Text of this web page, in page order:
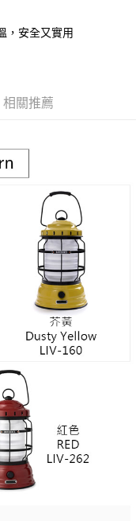
即使用無須另外申請。
自動跳轉到大哥付的交易
付你分期系統評分，恕無
每月結算日後寄送繳費提
台灣大直營門市／銀行轉
簡稱本公司）所提供，讓
由商店將買賣／分期付款
繳交帳款。
目的，商店將以您的個人
進項蒐集、處理及利用，
核對及更正。
userRule
轉至「AFTEE先享後付」
結帳。
連結，可透過四大超商／
易完成。
您需要取消訂單，請聯絡
有效，需透過AFTEE先享
面顯示為準，若有關於
請聯繫「AFTEE先享後付
support/home
先享後付」服務完成之交
交易相關給付款項請求債
人之同意方可使用
失，本公司不負相關責
之用戶狀況，依本公司即
形，本公司將視審查結果
，安全又實用
相關推薦